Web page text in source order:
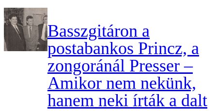
Basszgitáron a
postabankos Princz, a
zongoránál Presser –
Amikor nem nekünk,
hanem neki írták a dalt